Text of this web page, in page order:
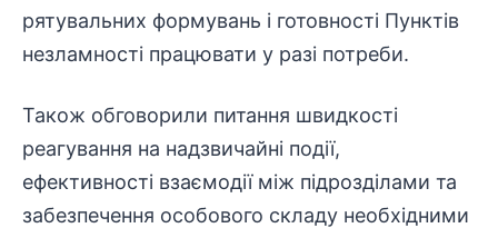
рятувальних формувань і готовності Пунктів
незламності працювати у разі потреби.
Також обговорили питання швидкості
реагування на надзвичайні події,
ефективності взаємодії між підрозділами та
забезпечення особового складу необхідними